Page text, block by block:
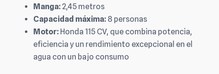
Manga:2,45 metros
Capacidad máxima: 8 personas
Motor: Honda 115 CV, que combina potencia,
eficiencia y un rendimiento excepcional en el
agua con un bajo consumo